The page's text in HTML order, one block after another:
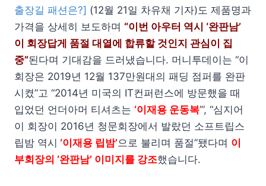
출장길 패션은?] (12월 21일 차유채 기자)도 제품명과
가격을 상세히 보도하며 “이번 아우터 역시 ‘완판남’
이 회장답게 품절 대열에 합류할 것인지 관심이 집
중”된다며 기대감을 드러냈습니다. 머니투데이는 “이
회장은 2019년 12월 137만원대의 패딩 점퍼를 완판
시켰”고 “2014년 미국의 IT컨퍼런스에 방문했을 때
입었던 언더아머 티셔츠는 ‘이재용 운동복’”, “심지어
이 회장이 2016년 청문회장에서 발랐던 소프트립스
립밤 역시 ‘이재용 립밤’으로 불리며 품절”됐다며 이
부회장의 ‘완판남’ 이미지를 강조했습니다.